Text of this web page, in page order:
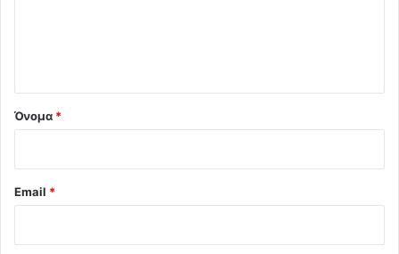
Όνομα *
Email *